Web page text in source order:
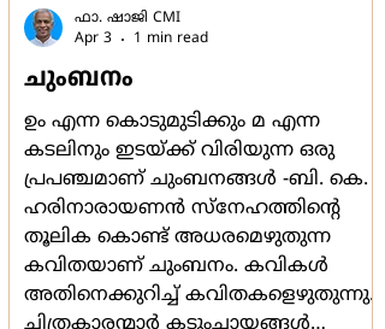
ചുംബനം
ഉം എന്ന കൊടുമുടിക്കും മ എന്ന
കടലിനും ഇടയ്ക്ക് വിരിയുന്ന ഒരു
പ്രപഞ്ചമാണ് ചുംബനങ്ങള്‍ -ബി. കെ.
ഹരിനാരായണന്‍ സ്നേഹത്തിന്‍റെ
തൂലിക കൊണ്ട് അധരമെഴുതുന്ന
കവിതയാണ് ചുംബനം. കവികള്‍
അതിനെക്കുറിച്ച് കവിതകളെഴുതുന്നു.
ചിത്രകാരന്മാര്‍ കടുംചായങ്ങള്‍
ഫാ. ഷാജി CMI
Apr 3
1 min read